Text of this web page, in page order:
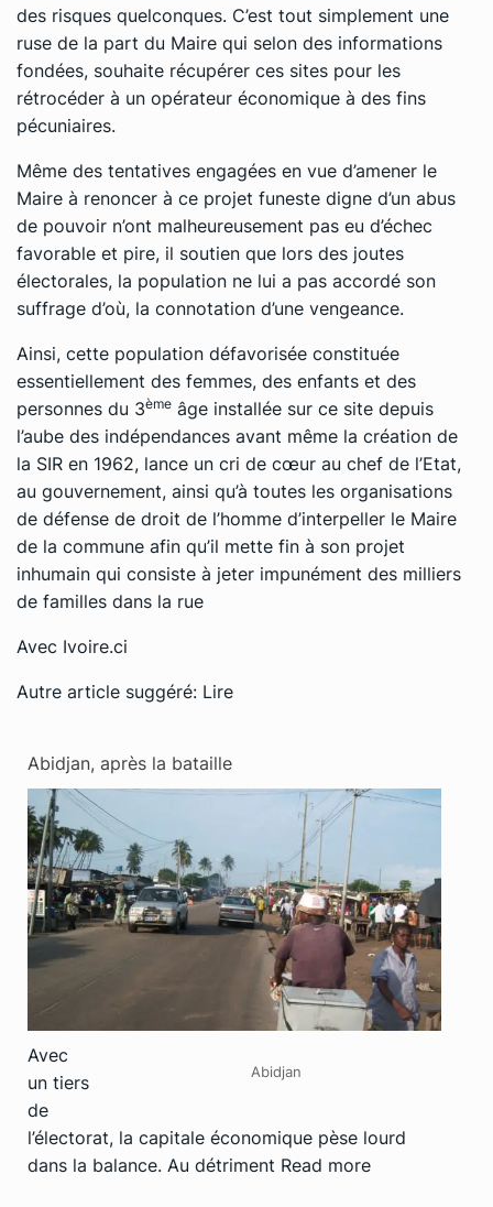
des risques quelconques. C’est tout simplement une
ruse de la part du Maire qui selon des informations
fondées, souhaite récupérer ces sites pour les
rétrocéder à un opérateur économique à des fins
pécuniaires.
Même des tentatives engagées en vue d’amener le
Maire à renoncer à ce projet funeste digne d’un abus
de pouvoir n’ont malheureusement pas eu d’échec
favorable et pire, il soutien que lors des joutes
électorales, la population ne lui a pas accordé son
suffrage d’où, la connotation d’une vengeance.
Ainsi, cette population défavorisée constituée
essentiellement des femmes, des enfants et des
personnes du 3ème âge installée sur ce site depuis
l’aube des indépendances avant même la création de
la SIR en 1962, lance un cri de cœur au chef de l’Etat,
au gouvernement, ainsi qu’à toutes les organisations
de défense de droit de l’homme d’interpeller le Maire
de la commune afin qu’il mette fin à son projet
inhumain qui consiste à jeter impunément des milliers
de familles dans la rue
Avec Ivoire.ci
Autre article suggéré: Lire
Abidjan, après la bataille
Abidjan
Avec
un tiers
de
l’électorat, la capitale économique pèse lourd
dans la balance. Au détriment Read more